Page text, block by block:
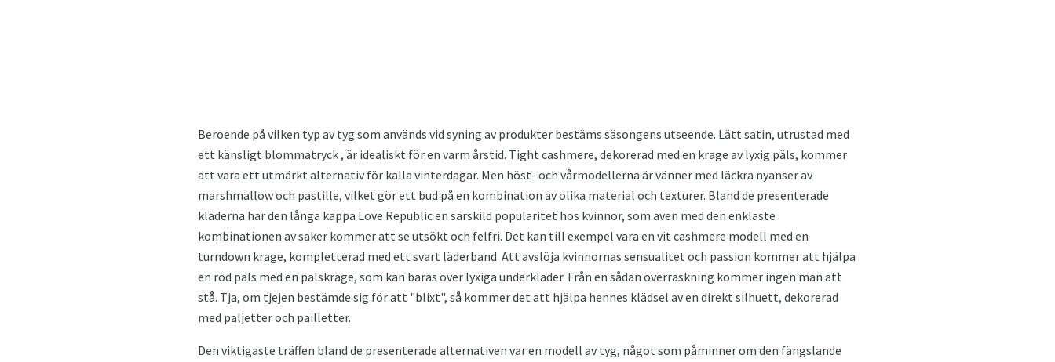
Beroende på vilken typ av tyg som används vid syning av produkter bestäms säsongens utseende. Lätt satin, utrustad med
ett känsligt blommatryck , är idealiskt för en varm årstid. Tight cashmere, dekorerad med en krage av lyxig päls, kommer
att vara ett utmärkt alternativ för kalla vinterdagar. Men höst- och vårmodellerna är vänner med läckra nyanser av
marshmallow och pastille, vilket gör ett bud på en kombination av olika material och texturer. Bland de presenterade
kläderna har den långa kappa Love Republic en särskild popularitet hos kvinnor, som även med den enklaste
kombinationen av saker kommer att se utsökt och felfri. Det kan till exempel vara en vit cashmere modell med en
turndown krage, kompletterad med ett svart läderband. Att avslöja kvinnornas sensualitet och passion kommer att hjälpa
en röd päls med en pälskrage, som kan bäras över lyxiga underkläder. Från en sådan överraskning kommer ingen man att
stå. Tja, om tjejen bestämde sig för att "blixt", så kommer det att hjälpa hennes klädsel av en direkt silhuett, dekorerad
med paljetter och pailletter.
Den viktigaste träffen bland de presenterade alternativen var en modell av tyg, något som påminner om den fängslande